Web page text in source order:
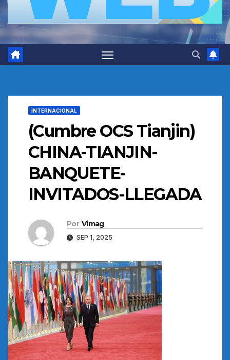
INTERNACIONAL
(Cumbre OCS Tianjin)
CHINA-TIANJIN-
BANQUETE-
INVITADOS-LLEGADA
Por Vimag
SEP 1, 2025